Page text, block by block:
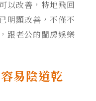
以改善，特地飛回
明顯改善，不僅不
跟老公的閨房娛樂
易陰道乾